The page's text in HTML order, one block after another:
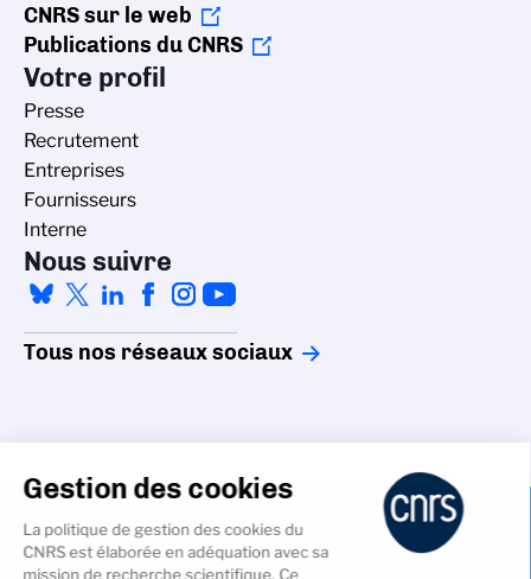
CNRS sur le web
Publications du CNRS
Votre profil
Presse
Recrutement
Entreprises
Fournisseurs
Interne
Nous suivre
Tous nos réseaux sociaux
Accessibilité - non conforme
Crédits
Gestion des cookies
La politique de gestion des cookies du
CNRS est élaborée en adéquation avec sa
mission de recherche scientifique. Ce